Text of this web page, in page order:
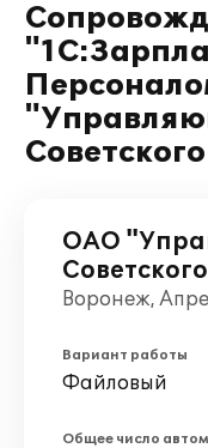
ОАО
Воронеж,
Вариант работы
Файловый
Общее число